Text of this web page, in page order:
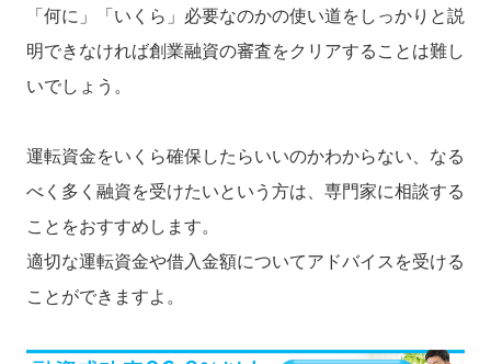
「何に」「いくら」必要なのかの使い道をしっかりと説
明できなければ創業融資の審査をクリアすることは難し
いでしょう。
運転資金をいくら確保したらいいのかわからない、なる
べく多く融資を受けたいという方は、専門家に相談する
ことをおすすめします。
適切な運転資金や借入金額についてアドバイスを受ける
ことができますよ。